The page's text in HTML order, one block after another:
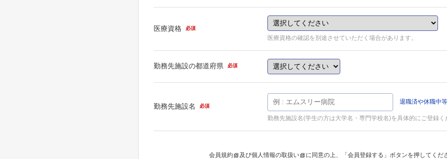
医療資格 必須
医療資格の確認を別途させていただく場合があります。
勤務先施設の都道府県 必須
勤務先施設名 必須
退職済や休職中
勤務先施設名(学生の方は大学名・専門学校名)を具体的にご登録く
会員規約 及び個人情報の取扱い
に同意の上、「会員登録する」ボタンを押してくだ